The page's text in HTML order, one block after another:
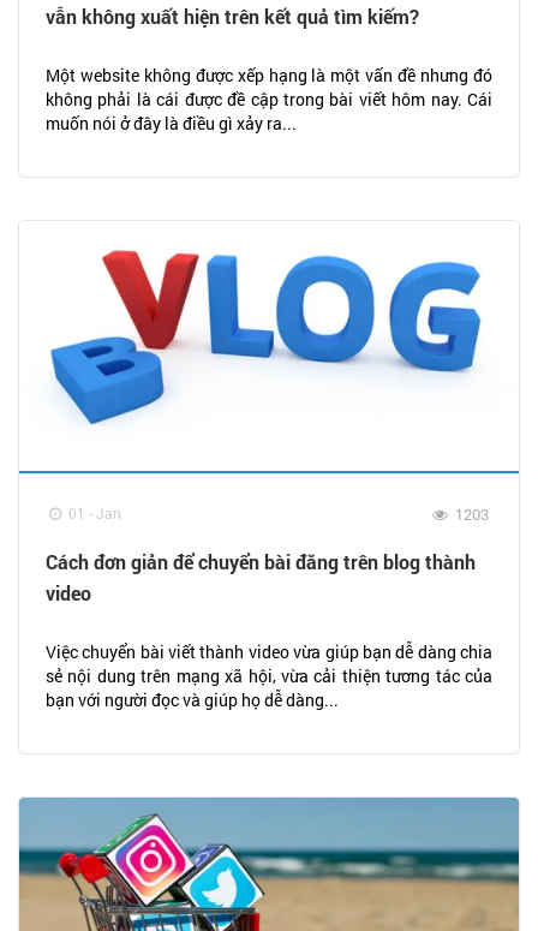
vẫn không xuất hiện trên kết quả tìm kiếm?
Một website không được xếp hạng là một vấn đề nhưng đó
không phải là cái được đề cập trong bài viết hôm nay. Cái
muốn nói ở đây là điều gì xảy ra...
01 - Jan 1203
Cách đơn giản để chuyển bài đăng trên blog thành
video
Việc chuyển bài viết thành video vừa giúp bạn dễ dàng chia
sẻ nội dung trên mạng xã hội, vừa cải thiện tương tác của
bạn với người đọc và giúp họ dễ dàng...